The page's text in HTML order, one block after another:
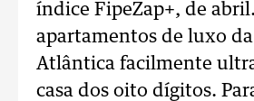
índice FipeZap+, de
apartamentos de luxo
Atlântica facilmente
casa dos oito dígitos.